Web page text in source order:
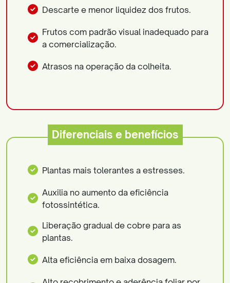
Descarte e menor liquidez dos frutos.
Frutos com padrão visual inadequado para
a comercialização.
Atrasos na operação da colheita.
Diferenciais e benefícios
Plantas mais tolerantes a estresses.
Auxilia no aumento da eficiência
fotossintética.
Liberação gradual de cobre para as
plantas.
Alta eficiência em baixa dosagem.